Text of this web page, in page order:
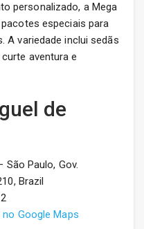
personalizado, a Mega
especiais para
A variedade inclui sedãs
aventura e
de
São Paulo, Gov.
Brazil
Google Maps